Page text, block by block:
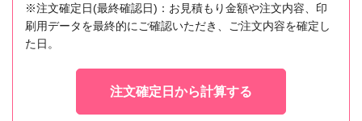
※注文確定日(最終確認日)：お見積もり金額や注文内容、印
刷用データを最終的にご確認いただき、ご注文内容を確定し
た日。
注文確定日から計算する